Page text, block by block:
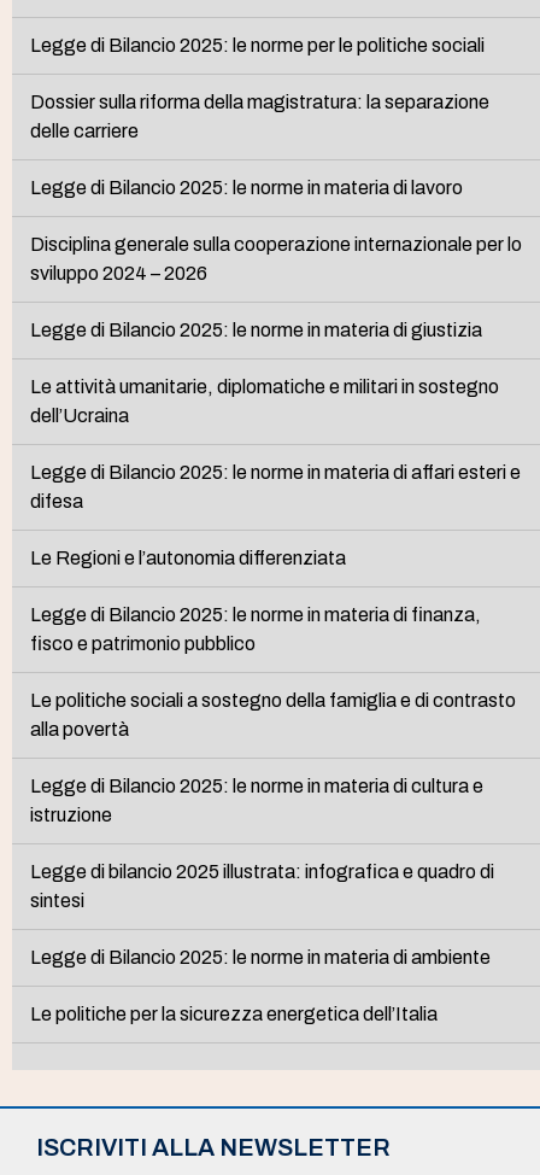
Legge di Bilancio 2025: le norme per le politiche sociali
Dossier sulla riforma della magistratura: la separazione
delle carriere
Legge di Bilancio 2025: le norme in materia di lavoro
Disciplina generale sulla cooperazione internazionale per lo
sviluppo 2024 – 2026
Legge di Bilancio 2025: le norme in materia di giustizia
Le attività umanitarie, diplomatiche e militari in sostegno
dell’Ucraina
Legge di Bilancio 2025: le norme in materia di affari esteri e
difesa
Le Regioni e l’autonomia differenziata
Legge di Bilancio 2025: le norme in materia di finanza,
fisco e patrimonio pubblico
Le politiche sociali a sostegno della famiglia e di contrasto
alla povertà
Legge di Bilancio 2025: le norme in materia di cultura e
istruzione
Legge di bilancio 2025 illustrata: infografica e quadro di
sintesi
Legge di Bilancio 2025: le norme in materia di ambiente
Le politiche per la sicurezza energetica dell’Italia
ISCRIVITI ALLA NEWSLETTER